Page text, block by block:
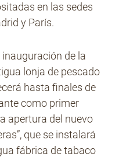
en las sedes
y París.
de la
lonja de pescado
hasta finales de
como primer
apertura del nuevo
que se instalará
fábrica de tabaco